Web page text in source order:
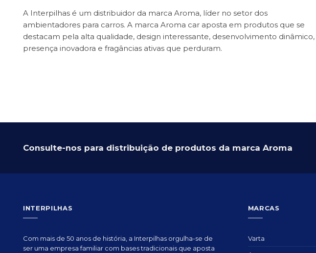
A Interpilhas é um distribuidor da marca Aroma, líder no setor dos
ambientadores para carros. A marca Aroma car aposta em produtos que se
destacam pela alta qualidade, design interessante, desenvolvimento dinâmico,
presença inovadora e fragâncias ativas que perduram.
Consulte-nos para distribuição de produtos da marca Aroma
INTERPILHAS
Com mais de 50 anos de história, a Interpilhas orgulha-se de
ser uma empresa familiar com bases tradicionais que aposta
MARCAS
Varta